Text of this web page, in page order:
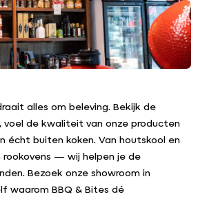
alles om beleving. Bekijk de
voel de kwaliteit van onze producten
écht buiten koken. Van houtskool en
rookovens — wij helpen je de
Bezoek onze showroom in
waarom BBQ & Bites dé